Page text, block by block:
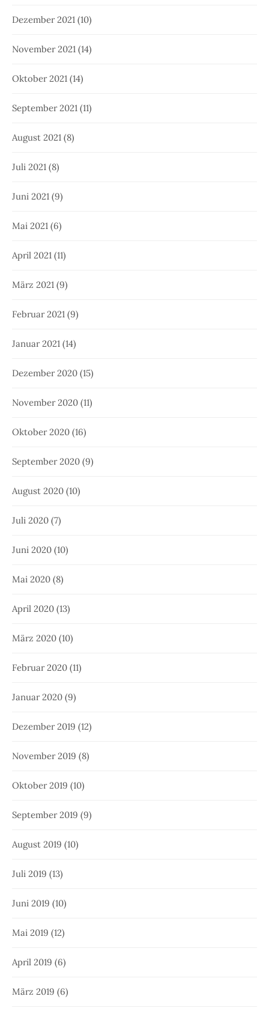
Dezember 2021 (10)
November 2021 (14)
Oktober 2021 (14)
September 2021 (11)
August 2021 (8)
Juli 2021 (8)
Juni 2021 (9)
Mai 2021 (6)
April 2021 (11)
März 2021 (9)
Februar 2021 (9)
Januar 2021 (14)
Dezember 2020 (15)
November 2020 (11)
Oktober 2020 (16)
September 2020 (9)
August 2020 (10)
Juli 2020 (7)
Juni 2020 (10)
Mai 2020 (8)
April 2020 (13)
März 2020 (10)
Februar 2020 (11)
Januar 2020 (9)
Dezember 2019 (12)
November 2019 (8)
Oktober 2019 (10)
September 2019 (9)
August 2019 (10)
Juli 2019 (13)
Juni 2019 (10)
Mai 2019 (12)
April 2019 (6)
März 2019 (6)